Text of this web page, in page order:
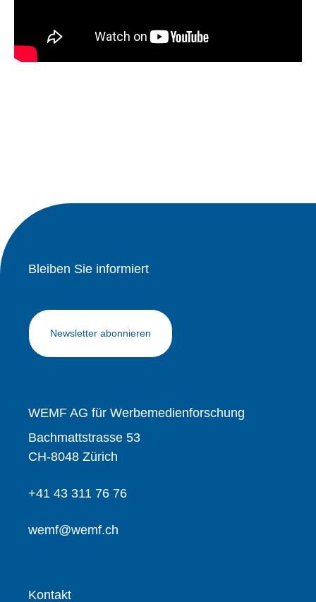
Bleiben Sie informiert
Newsletter abonnieren
WEMF AG für Werbemedienforschung
Bachmattstrasse 53
CH-8048 Zürich
+41 43 311 76 76
wemf@wemf.ch
Kontakt